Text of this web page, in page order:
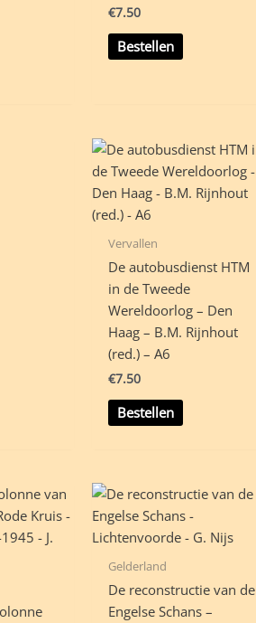
€7.50
Bestellen
Vervallen
De autobusdienst HTM
in de Tweede
Wereldoorlog – Den
Haag – B.M. Rijnhout
(red.) – A6
€7.50
Bestellen
Gelderland
De reconstructie van de
Engelse Schans –